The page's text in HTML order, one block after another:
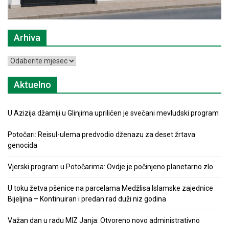
Arhiva
Arhiva
Aktuelno
U Azizija džamiji u Glinjima upriličen je svečani mevludski program
Potočari: Reisul-ulema predvodio dženazu za deset žrtava
genocida
Vjerski program u Potočarima: Ovdje je počinjeno planetarno zlo
U toku žetva pšenice na parcelama Medžlisa Islamske zajednice
Bijeljina – Kontinuiran i predan rad duži niz godina
Važan dan u radu MIZ Janja: Otvoreno novo administrativno